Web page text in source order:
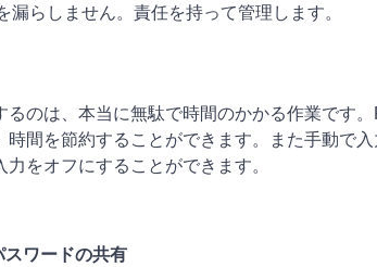
漏らしません。責任を持って管理します。
のは、本当に無駄で時間のかかる作業です
間を節約することができます。また手動で
をオフにすることができます。
スワードの共有